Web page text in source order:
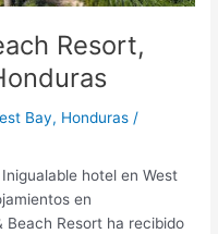
Resort,
Bay, Honduras /
hotel en West
en
Beach Resort ha recibido